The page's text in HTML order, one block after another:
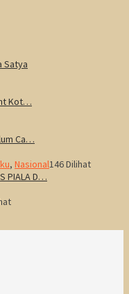
Satya
Kot…
Ca…
, Nasional146 Dilihat
PIALA D…